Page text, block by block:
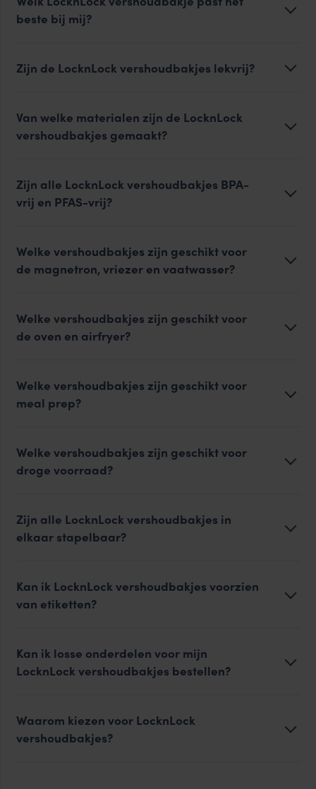
beste bij mij?
Zijn de LocknLock vershoudbakjes lekvrij?
Van welke materialen zijn de LocknLock
vershoudbakjes gemaakt?
Zijn alle LocknLock vershoudbakjes BPA-
vrij en PFAS-vrij?
Welke vershoudbakjes zijn geschikt voor
de magnetron, vriezer en vaatwasser?
Welke vershoudbakjes zijn geschikt voor
de oven en airfryer?
Welke vershoudbakjes zijn geschikt voor
meal prep?
Welke vershoudbakjes zijn geschikt voor
droge voorraad?
Zijn alle LocknLock vershoudbakjes in
elkaar stapelbaar?
Kan ik LocknLock vershoudbakjes voorzien
van etiketten?
Kan ik losse onderdelen voor mijn
LocknLock vershoudbakjes bestellen?
Waarom kiezen voor LocknLock
vershoudbakjes?